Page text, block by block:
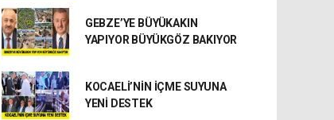
GEBZE’YE BÜYÜKAKIN
YAPIYOR BÜYÜKGÖZ BAKIYOR
KOCAELİ’NİN İÇME SUYUNA
YENİ DESTEK